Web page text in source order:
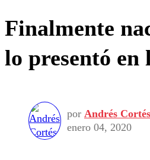
Finalmente
lo presentó en
por Andrés Cortés
enero 04, 2020